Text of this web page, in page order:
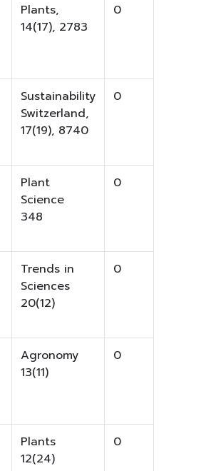
Plants,
14(17), 2783
0
Sustainability
Switzerland,
17(19), 8740
0
Plant
Science
348
0
Trends in
Sciences
20(12)
0
Agronomy
13(11)
0
Plants
12(24)
0